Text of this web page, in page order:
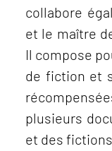
collabore
et le maître
Il compose
de fiction et
plusieurs
et des